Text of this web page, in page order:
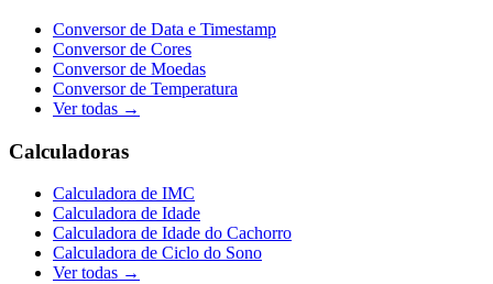
Conversor de Data e Timestamp
Conversor de Cores
Conversor de Moedas
Conversor de Temperatura
Ver todas →
Calculadoras
Calculadora de IMC
Calculadora de Idade
Calculadora de Idade do Cachorro
Calculadora de Ciclo do Sono
Ver todas →